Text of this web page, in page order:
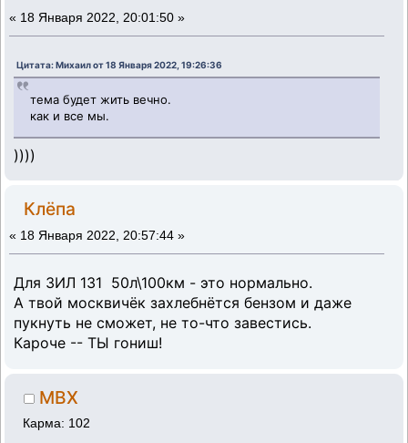
« 18 Января 2022, 20:01:50 »
Цитата: Михаил от 18 Января 2022, 19:26:36
тема будет жить вечно.
как и все мы.
))))
Клёпа
« 18 Января 2022, 20:57:44 »
Для ЗИЛ 131 50л\100км - это нормально.
А твой москвичёк захлебнётся бензом и даже
пукнуть не сможет, не то-что завестись.
Кароче -- ТЫ гониш!
MBX
Карма: 102